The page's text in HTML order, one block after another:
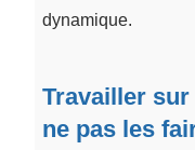
dynamique.
Travailler
ne pas les